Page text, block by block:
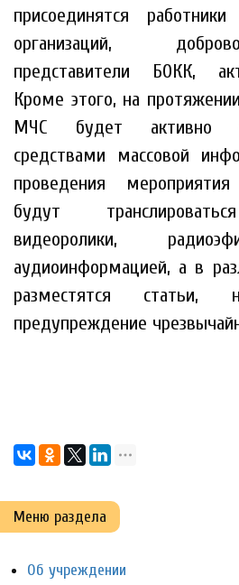
присоединятся
организаций,
представители БОКК,
Кроме этого, на
МЧС будет активно
средствами массовой
проведения
будут
видеоролики,
аудиоинформацией, а в
разместятся статьи,
предупреждение
Меню раздела
Об учреждении